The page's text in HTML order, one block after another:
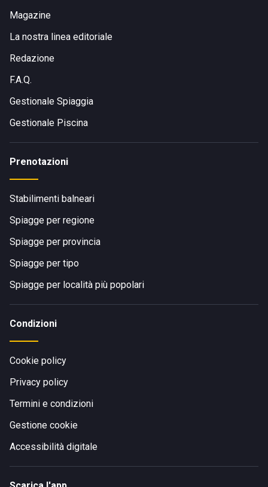
Magazine
La nostra linea editoriale
Redazione
F.A.Q.
Gestionale Spiaggia
Gestionale Piscina
Prenotazioni
Stabilimenti balneari
Spiagge per regione
Spiagge per provincia
Spiagge per tipo
Spiagge per località più popolari
Condizioni
Cookie policy
Privacy policy
Termini e condizioni
Gestione cookie
Accessibilità digitale